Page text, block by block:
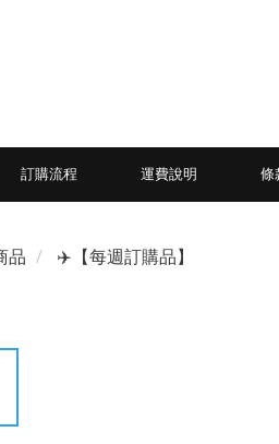
訂購流程 運費說明 條
品 ✈️【每週訂購品】